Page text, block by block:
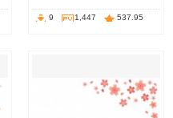
9 1,447 537.95